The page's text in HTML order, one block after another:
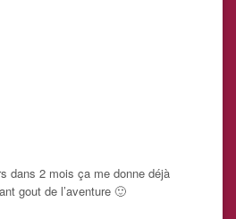
dans 2 mois ça me donne déjà
gout de l’aventure 🙂